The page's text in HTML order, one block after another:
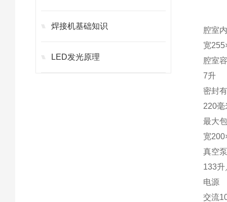
焊接机基础知识
LED发光原理
腔室
宽
腔室
7升
密封
220毫
最大
宽
真空
133
电源
交流